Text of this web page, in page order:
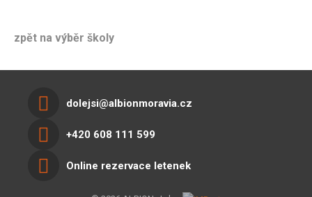
zpět na výběr školy
dolejsi@albionmoravia.cz
+420 608 111 599
Online rezervace letenek